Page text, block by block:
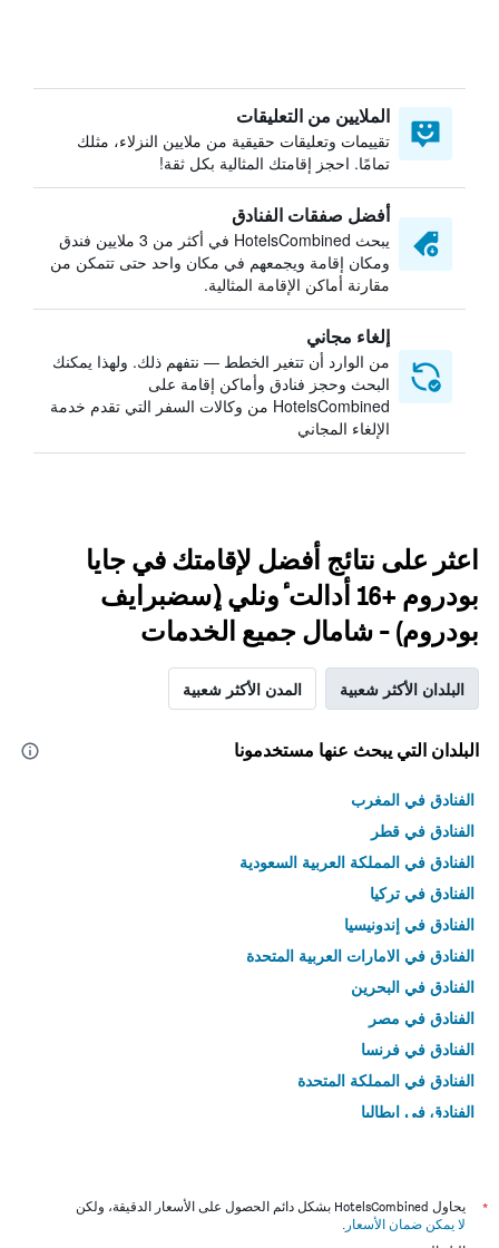
الملايين من التعليقات
تقييمات وتعليقات حقيقية من ملايين النزلاء، مثلك
تمامًا. احجز إقامتك المثالية بكل ثقة!
أفضل صفقات الفنادق
يبحث HotelsCombined في أكثر من 3 ملايين فندق
ومكان إقامة ويجمعهم في مكان واحد حتى تتمكن من
مقارنة أماكن الإقامة المثالية.
إلغاء مجاني
من الوارد أن تتغير الخطط — نتفهم ذلك. ولهذا يمكنك
البحث وحجز فنادق وأماكن إقامة على
HotelsCombined من وكالات السفر التي تقدم خدمة
الإلغاء المجاني
اعثر على نتائج أفضل لإقامتك في جايا
بودروم +16 أدالت ٔونلي (ٕسضبرايف
بودروم) - شامال جميع الخدمات
البلدان الأكثر شعبية المدن الأكثر شعبية
البلدان التي يبحث عنها مستخدمونا
الفنادق في المغرب
الفنادق في قطر
الفنادق في المملكة العربية السعودية
الفنادق في تركيا
الفنادق في إندونيسيا
الفنادق في الامارات العربية المتحدة
الفنادق في البحرين
الفنادق في مصر
الفنادق في فرنسا
الفنادق في المملكة المتحدة
الفنادق في إيطاليا
*
يحاول HotelsCombined بشكل دائم الحصول على الأسعار الدقيقة، ولكن
لا يمكن ضمان الأسعار .